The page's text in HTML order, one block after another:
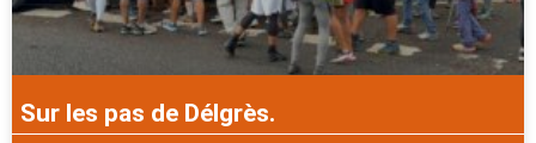
Sur les pas de Délgrès.